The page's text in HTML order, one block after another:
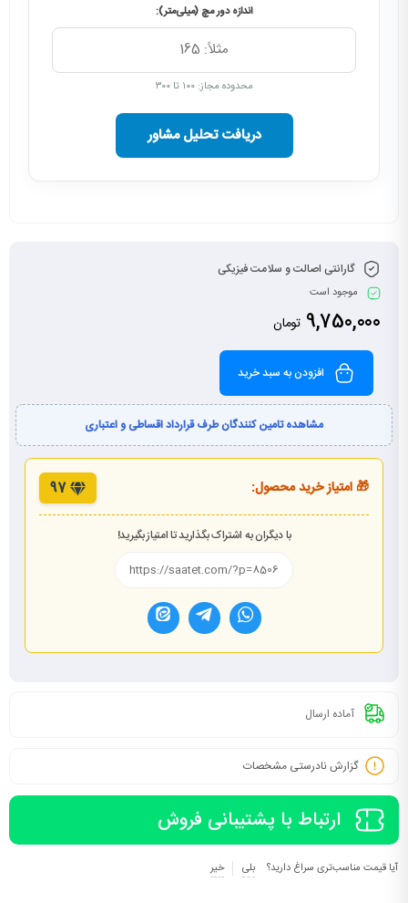
اندازه دور مچ (میلی‌متر):
محدوده مجاز: ۱۰۰ تا ۳۰۰
دریافت تحلیل مشاور
گارانتی اصالت و سلامت فیزیکی
موجود است
9,750,000 تومان
افزودن به سبد خرید
مشاهده تامین کنندگان طرف قرارداد اقساطی و اعتباری
🎁 امتیاز خرید محصول: 97
با دیگران به اشتراک بگذارید تا امتیاز بگیرید!
آماده ارسال
گزارش نادرستی مشخصات
ارتباط با پشتیبانی فروش
آیا قیمت مناسب‌تری سراغ دارید؟ بلی خیر